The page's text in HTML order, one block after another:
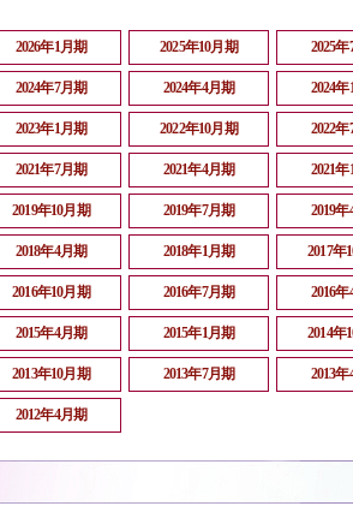
2026年1月期 2025年10月期 2025
2024年7月期 2024年4月期 2024
2023年1月期 2022年10月期 2022
2021年7月期 2021年4月期 2021
2019年10月期 2019年7月期 2019
2018年4月期 2018年1月期 2017年
2016年10月期 2016年7月期 2016
2015年4月期 2015年1月期 2014年
2013年10月期 2013年7月期 2013
2012年4月期